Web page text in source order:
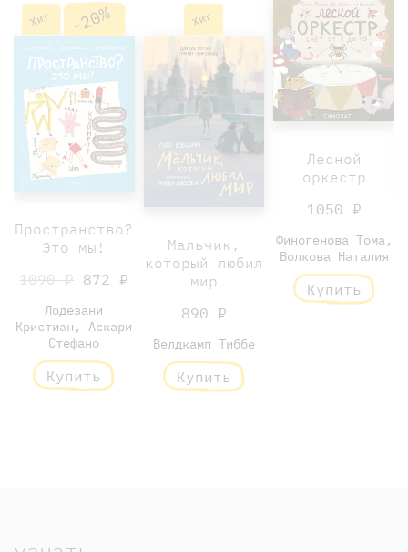
Хит -20%
Пространство?
Это мы!
1090 ₽ 872 ₽
Лодезани
Кристиан, Аскари
Стефано
Купить
Хит
Мальчик,
который любил
мир
890 ₽
Велдкамп Тиббе
Купить
Лесной
оркестр
1050 ₽
Финогенова Тома,
Волкова Наталия
Купить